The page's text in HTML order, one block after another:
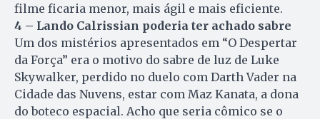
filme ficaria menor, mais ágil e mais eficiente.
4 – Lando Calrissian poderia ter achado sabre
Um dos mistérios apresentados em “O Despertar
da Força” era o motivo do sabre de luz de Luke
Skywalker, perdido no duelo com Darth Vader na
Cidade das Nuvens, estar com Maz Kanata, a dona
do boteco espacial. Acho que seria cômico se o